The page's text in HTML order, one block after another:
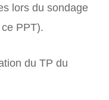
lors du sondage
PPT).
du TP du